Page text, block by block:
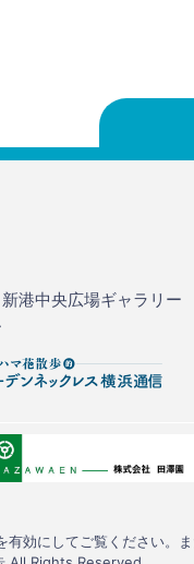
港中央広場ギャラリー
効にしてご覧ください。